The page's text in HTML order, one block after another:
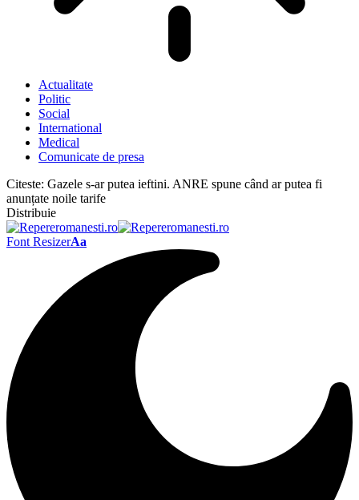
Actualitate
Politic
Social
International
Medical
Comunicate de presa
Citeste: Gazele s-ar putea ieftini. ANRE spune când ar putea fi
anunțate noile tarife
Distribuie
Font ResizerAa